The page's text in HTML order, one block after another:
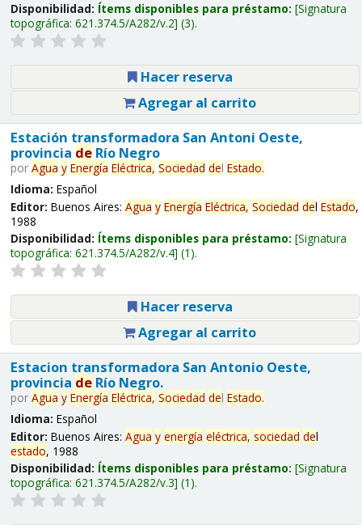
Disponibilidad: Ítems disponibles para préstamo: Signatura
topográfica: 621.374.5/A282/v.2 (3).
Hacer reserva
Agregar al carrito
Estación transformadora San Antoni Oeste,
provincia deRío Negro
por Agua y Energía Eléctrica, Sociedad del Estado.
Idioma: Español
Editor: Buenos Aires: Agua y Energía Eléctrica, Sociedad del Estado,
1988
Disponibilidad: Ítems disponibles para préstamo: Signatura
topográfica: 621.374.5/A282/v.4 (1).
Hacer reserva
Agregar al carrito
Estacion transformadora San Antonio Oeste,
provincia deRío Negro.
por Agua y Energía Eléctrica, Sociedad del Estado.
Idioma: Español
Editor: Buenos Aires: Agua y energía eléctrica, sociedad del
estado, 1988
Disponibilidad: Ítems disponibles para préstamo: Signatura
topográfica: 621.374.5/A282/v.3 (1).